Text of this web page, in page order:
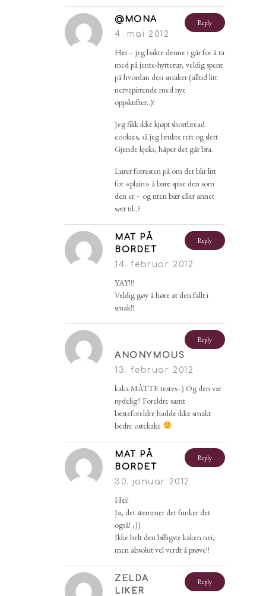
Reply
@MONA
4. mai 2012
Hei – jeg bakte denne i går for å ta
med på jente-hyttetur, veldig spent
på hvordan den smaker (alltid litt
nervepirrende med nye
oppskrifter..)!
Jeg fikk ikke kjøpt shortbread
cookies, så jeg brukte rett og slett
Gjende kjeks, håper det går bra.
Lurer forresten på om det blir litt
for «plain» å bare spise den som
den er – og uten bær eller annet
søtt til..?
Reply
MAT PÅ
BORDET
14. februar 2012
YAY!!!
Veldig gøy å høre at den fallt i
smak!!
Reply
ANONYMOUS
13. februar 2012
kaka MÅTTE testes:-) Og den var
nydelig!! Foreldre samt
besteforeldre hadde ikke smakt
bedre ostekake
Reply
MAT PÅ
BORDET
30. januar 2012
Hei!
Ja, det stemmer det funker det
også! ;))
Ikke helt den billigste kaken nei,
men absolut vel verdt å prøve!!
Reply
ZELDA
LIKER